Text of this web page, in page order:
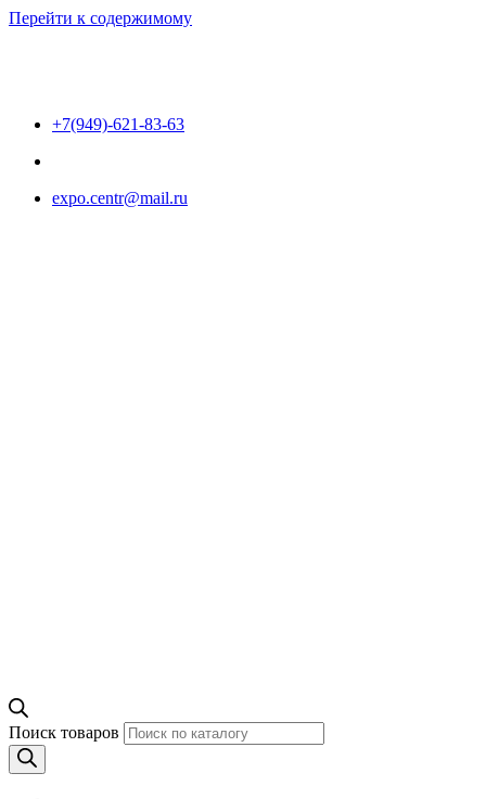
Перейти к содержимому
+7(949)-621-83-63
expo.centr@mail.ru
Поиск товаров